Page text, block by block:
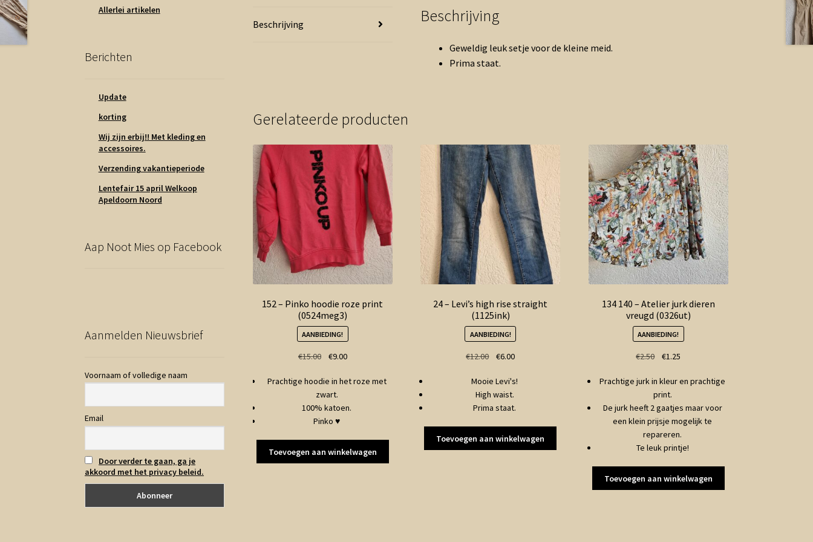
Beschrijving Beschrijving
Geweldig leuk setje voor de kleine meid.
Prima staat.
Gerelateerde producten
152 – Pinko hoodie roze print
(0524meg3)
AANBIEDING!
€15.00
Oorspronkelijke
was:
€15.00.
€9.00Huidige
is:
Prachtige hoodie in het roze met
zwart.
100% katoen.
Pinko ♥
Toevoegen aan winkelwagen
24 – Levi’s high rise straight
(1125ink)
AANBIEDING!
€12.00
Oorspronkelijke
was:
€12.00.
€6.00Huidige
is:
Mooie Levi's!
High waist.
Prima staat.
Toevoegen aan winkelwagen
134 140 – Atelier jurk dieren
vreugd (0326ut)
AANBIEDING!
€2.50
Oorspronkelijke
was:
€2.50.
€1.25
is:
Prachtige jurk in kleur en prachtige
print.
De jurk heeft 2 gaatjes maar voor
een klein prijsje mogelijk te
repareren.
Te leuk printje!
Toevoegen aan winkelwagen
Allerlei artikelen
Berichten
Update
korting
Wij zijn erbij!! Met kleding en
accessoires.
Verzending vakantieperiode
Lentefair 15 april Welkoop
Apeldoorn Noord
Aap Noot Mies op Facebook
Aanmelden Nieuwsbrief
Voornaam of volledige naam
Email
Door verder te gaan, ga je
akkoord met het privacy beleid.